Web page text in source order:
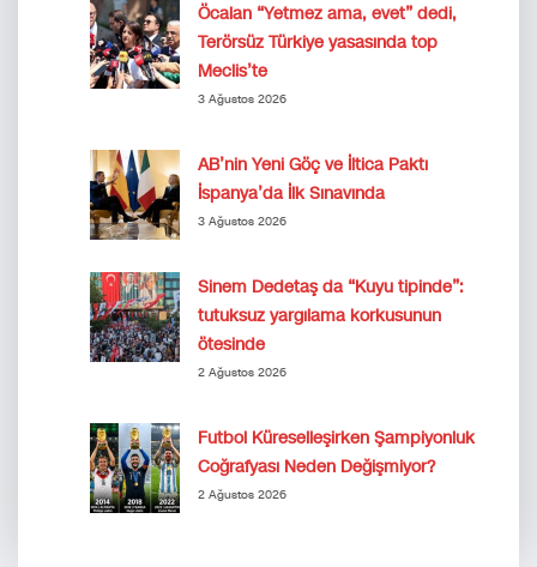
Öcalan “Yetmez ama, evet” dedi,
Terörsüz Türkiye yasasında top
Meclis’te
3 Ağustos 2026
AB’nin Yeni Göç ve İltica Paktı
İspanya’da İlk Sınavında
3 Ağustos 2026
Sinem Dedetaş da “Kuyu tipinde”:
tutuksuz yargılama korkusunun
ötesinde
2 Ağustos 2026
Futbol Küreselleşirken Şampiyonluk
Coğrafyası Neden Değişmiyor?
2 Ağustos 2026